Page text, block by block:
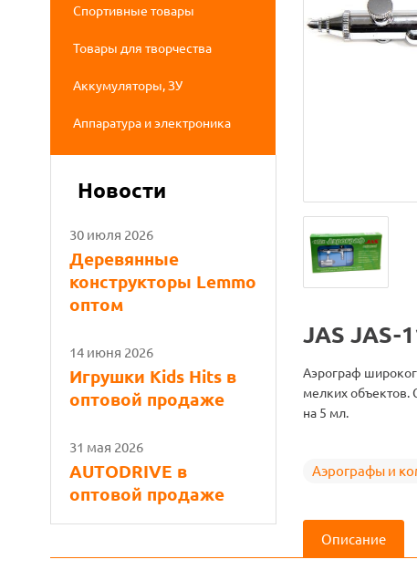
Спортивные товары
Товары для творчества
Аккумуляторы, ЗУ
Аппаратура и электроника
Новости
30 июля 2026
Деревянные
конструкторы Lemmo
оптом
14 июня 2026
Игрушки Kids Hits в
оптовой продаже
31 мая 2026
AUTODRIVE в
оптовой продаже
JAS JAS-
Аэрограф
мелких объектов.
на 5 мл.
Аэрографы и
Описание